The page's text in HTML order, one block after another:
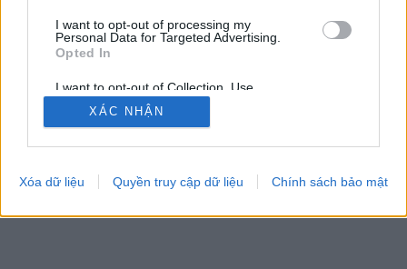
I want to opt-out of processing my
Personal Data for Targeted Advertising.
Opted In
I want to opt-out of Collection, Use,
Retention, Sale, and/or Sharing of my
Personal Data that Is Unrelated with the
Purposes for which it was collected.
XÁC NHẬN
Xóa dữ liệu Quyền truy cập dữ liệu Chính sách bảo mật
CÁC TRÒ CHƠI TRỰC TUYẾN